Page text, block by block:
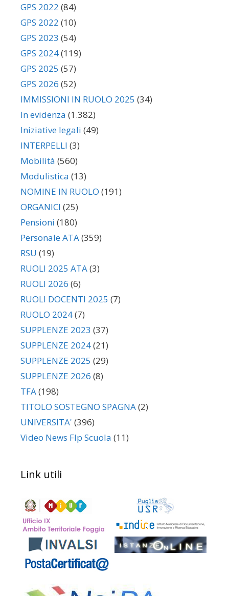
GPS 2022 (84)
GPS 2022 (10)
GPS 2023 (54)
GPS 2024(119)
GPS 2025 (57)
GPS 2026 (52)
IMMISSIONI IN RUOLO 2025 (34)
In evidenza (1.382)
Iniziative legali (49)
INTERPELLI (3)
Mobilità (560)
Modulistica (13)
NOMINE IN RUOLO (191)
ORGANICI (25)
Pensioni (180)
Personale ATA(359)
RSU (19)
RUOLI 2025 ATA(3)
RUOLI 2026 (6)
RUOLI DOCENTI 2025 (7)
RUOLO 2024(7)
SUPPLENZE 2023 (37)
SUPPLENZE 2024(21)
SUPPLENZE 2025 (29)
SUPPLENZE 2026 (8)
TFA(198)
TITOLO SOSTEGNO SPAGNA(2)
UNIVERSITA' (396)
Video News Flp Scuola (11)
Link utili